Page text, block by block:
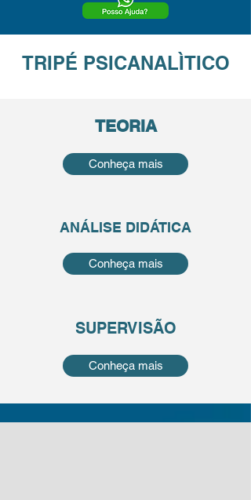
TRIPÉ PSICANALÌTICO
TEORIA
Conheça mais
ANÁLISE DIDÁTICA
Conheça mais
SUPERVISÃO
Conheça mais